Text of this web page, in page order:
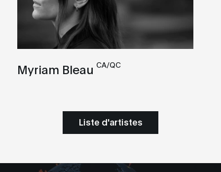
Myriam Bleau CA/QC
Liste d'artistes